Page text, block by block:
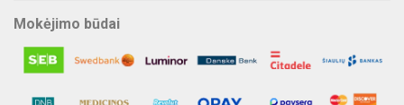
Mokėjimo būdai